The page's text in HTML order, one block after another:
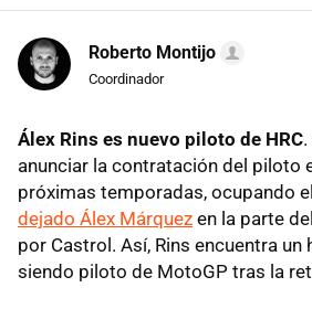
Roberto Montijo
Coordinador
Álex Rins es nuevo piloto de HRC
anunciar la contratación del piloto
próximas temporadas, ocupando
dejado Álex Márquez en la parte
por Castrol. Así, Rins encuentra un
siendo piloto de MotoGP tras la